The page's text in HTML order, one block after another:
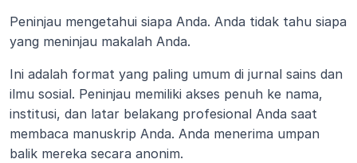
Peninjau mengetahui siapa Anda. Anda tidak tahu siapa
yang meninjau makalah Anda.
Ini adalah format yang paling umum di jurnal sains dan
ilmu sosial. Peninjau memiliki akses penuh ke nama,
institusi, dan latar belakang profesional Anda saat
membaca manuskrip Anda. Anda menerima umpan
balik mereka secara anonim.